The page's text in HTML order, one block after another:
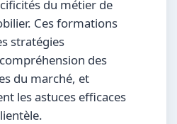
du métier de
Ces formations
stratégies
des
du marché, et
les astuces efficaces